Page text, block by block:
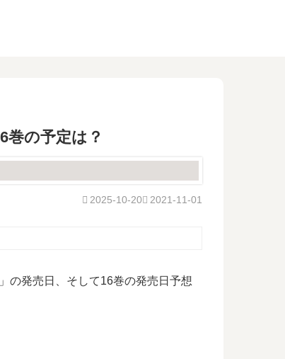
巻の予定は？
2021-11-01
2025-10-20
の発売日、そして16巻の発売日予想